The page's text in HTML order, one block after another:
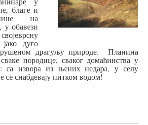
благе и
на
у обавези
дуго
драгуљу природе. Планина
породице, сваког домаћинства у
извора из њених недара, у селу
снабдевају питком водом!